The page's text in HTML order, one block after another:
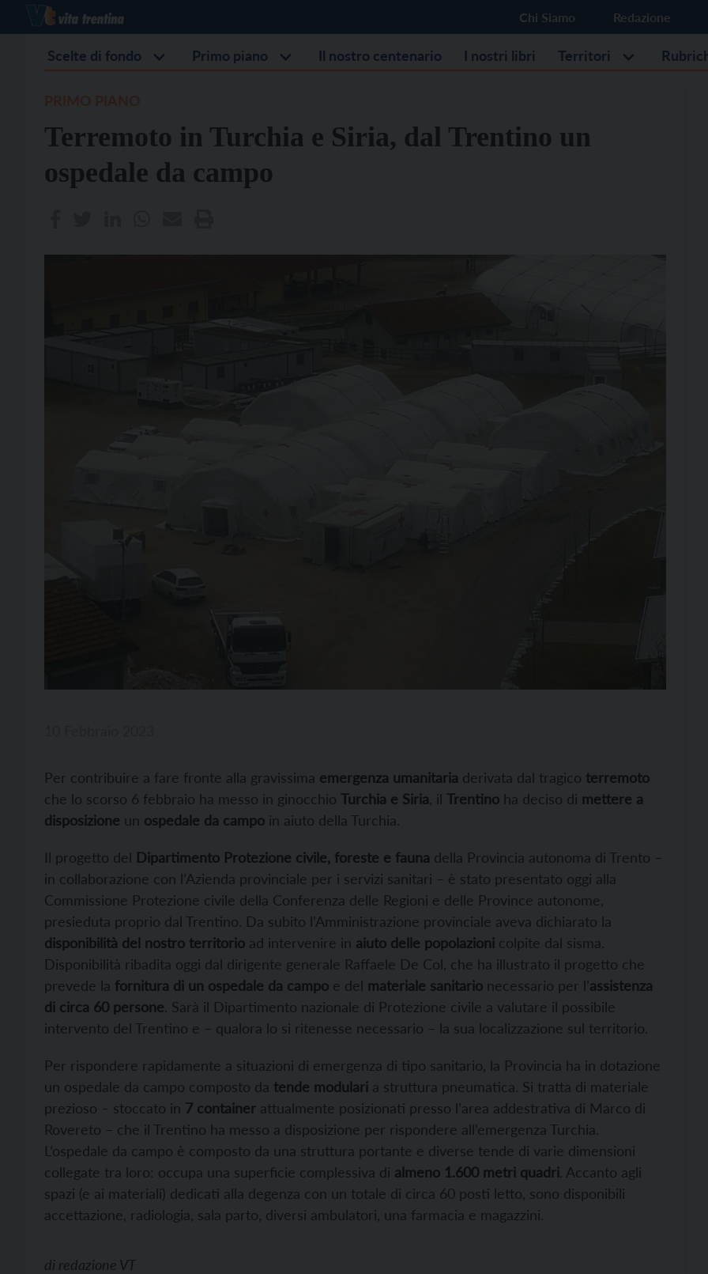
Chi Siamo Redazione
Scelte di fondo Primo piano Il nostro centenario I nostri libri Territori
Terremoto in Turchia e Siria, dal Trentino un
ospedale da campo
Per contribuire a fare fronte alla gravissima emergenza umanitaria derivata dal tragico terremoto
che lo scorso 6 febbraio ha messo in ginocchio Turchia e Siria , il Trentino ha deciso di mettere a
disposizione un ospedale da campo in aiuto della Turchia.
Il progetto del Dipartimento Protezione civile, foreste e fauna della Provincia autonoma di Trento –
in collaborazione con l’Azienda provinciale per i servizi sanitari – è stato presentato oggi alla
Commissione Protezione civile della Conferenza delle Regioni e delle Province autonome,
presieduta proprio dal Trentino. Da subito l’Amministrazione provinciale aveva dichiarato la
disponibilità del nostro territorio ad intervenire in aiuto delle popolazioni colpite dal sisma.
Disponibilità ribadita oggi dal dirigente generale Raffaele De Col, che ha illustrato il progetto che
prevede la fornitura di un ospedale da campo e del materiale sanitario necessario per l’assistenza
di circa 60 persone. Sarà il Dipartimento nazionale di Protezione civile a valutare il possibile
intervento del Trentino e – qualora lo si ritenesse necessario – la sua localizzazione sul territorio.
Per rispondere rapidamente a situazioni di emergenza di tipo sanitario, la Provincia ha in dotazione
un ospedale da campo composto da tende modulari a struttura pneumatica. Si tratta di materiale
prezioso – stoccato in 7 container attualmente posizionati presso l’area addestrativa di Marco di
Rovereto – che il Trentino ha messo a disposizione per rispondere all’emergenza Turchia.
L’ospedale da campo è composto da una struttura portante e diverse tende di varie dimensioni
collegate tra loro: occupa una superficie complessiva di almeno 1.600 metri quadri. Accanto agli
spazi (e ai materiali) dedicati alla degenza con un totale di circa 60 posti letto, sono disponibili
accettazione, radiologia, sala parto, diversi ambulatori, una farmacia e magazzini.
di redazione VT